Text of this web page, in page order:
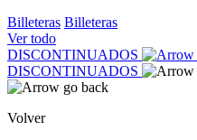
Billeteras Billeteras
Ver todo
DISCONTINUADOS
DISCONTINUADOS
Volver